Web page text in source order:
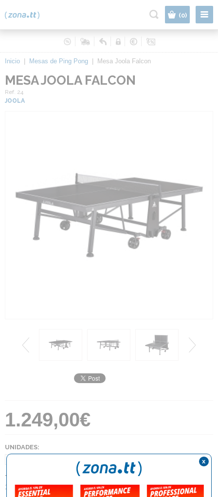
(0)
Inicio Mesas de Ping Pong Mesa Joola Falcon
MESA JOOLA FALCON
Ref. 24
JOOLA
1.249,00€
UNIDADES:
TIPO:
1 Carro con ruedas,Interior
x